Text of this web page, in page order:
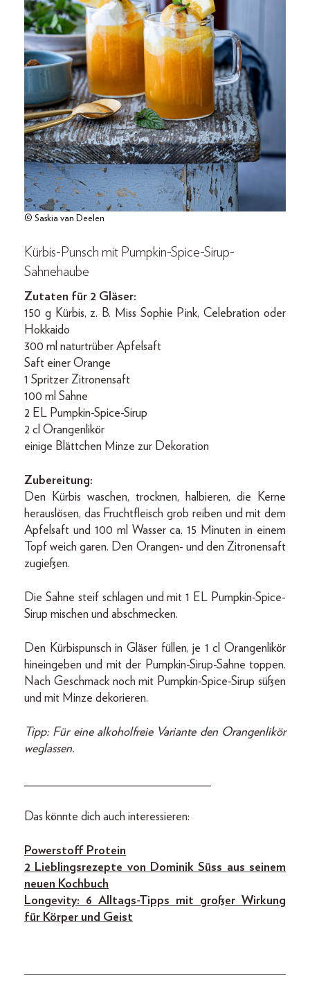
© Saskia van Deelen
Kürbis-Punsch mit Pumpkin-Spice-Sirup-
Sahnehaube
Zutaten für 2 Gläser:
150 g Kürbis, z. B. Miss Sophie Pink, Celebration oder
Hokkaido
300 ml naturtrüber Apfelsaft
Saft einer Orange
1 Spritzer Zitronensaft
100 ml Sahne
2 EL Pumpkin-Spice-Sirup
2 cl Orangenlikör
einige Blättchen Minze zur Dekoration
Zubereitung:
Den Kürbis waschen, trocknen, halbieren, die Kerne
herauslösen, das Fruchtfleisch grob reiben und mit dem
Apfelsaft und 100 ml Wasser ca. 15 Minuten in einem
Topf weich garen. Den Orangen- und den Zitronensaft
zugießen.
Die Sahne steif schlagen und mit 1 EL Pumpkin-Spice-
Sirup mischen und abschmecken.
Den Kürbispunsch in Gläser füllen, je 1 cl Orangenlikör
hineingeben und mit der Pumpkin-Sirup-Sahne toppen.
Nach Geschmack noch mit Pumpkin-Spice-Sirup süßen
und mit Minze dekorieren.
Tipp: Für eine alkoholfreie Variante den Orangenlikör
weglassen.
______________________________
Das könnte dich auch interessieren:
Powerstoff Protein
2 Lieblingsrezepte von Dominik Süss aus seinem
neuen Kochbuch
Longevity: 6 Alltags-Tipps mit großer Wirkung
für Körper und Geist